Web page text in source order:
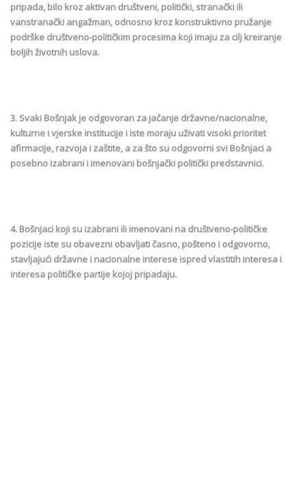
pripada, bilo kroz aktivan društveni, politički, stranački ili
vanstranački angažman, odnosno kroz konstruktivno pružanje
podrške društveno-političkim procesima koji imaju za cilj kreiranje
boljih životnih uslova.
3. Svaki Bošnjak je odgovoran za jačanje državne/nacionalne,
kulturne i vjerske institucije i iste moraju uživati visoki prioritet
afirmacije, razvoja i zaštite, a za što su odgovorni svi Bošnjaci a
posebno izabrani i imenovani bošnjački politički predstavnici.
4. Bošnjaci koji su izabrani ili imenovani na društveno-političke
pozicije iste su obavezni obavljati časno, pošteno i odgovorno,
stavljajući državne i nacionalne interese ispred vlastitih interesa i
interesa političke partije kojoj pripadaju.